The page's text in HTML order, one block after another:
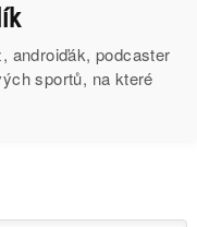
androiďák, podcaster
sportů, na které